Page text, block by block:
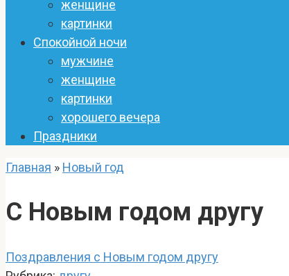
женщине
картинки
Спокойной ночи
мужчине
женщине
картинки
хорошего вечера
Праздники
Главная » Новый год
С Новым годом другу
Поздравления с Новым годом другу